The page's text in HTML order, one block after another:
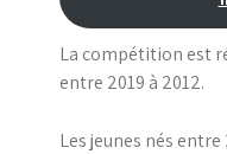
La compétition est
entre 2019 à 2012.
Les jeunes nés